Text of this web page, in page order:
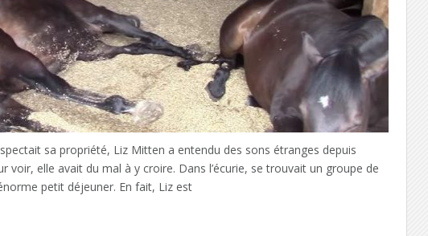
sa propriété, Liz Mitten a entendu des sons étranges depuis
voir, elle avait du mal à y croire. Dans l’écurie, se trouvait un groupe de
petit déjeuner. En fait, Liz est